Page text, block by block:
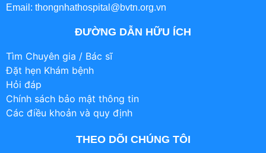
Email: thongnhathospital@bvtn.org.vn
ĐƯỜNG DẪN HỮU ÍCH
Tìm Chuyên gia / Bác sĩ
Đặt hẹn Khám bệnh
Hỏi đáp
Chính sách bảo mật thông tin
Các điều khoản và quy định
THEO DÕI CHÚNG TÔI